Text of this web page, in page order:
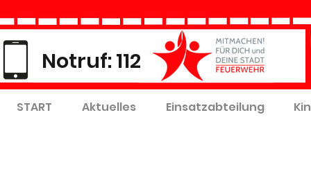
Notruf: 112
START Aktuelles Einsatzabteilung